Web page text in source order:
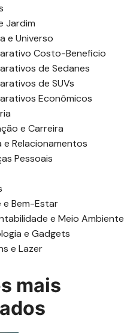
Jardim
e Universo
Costo-Beneficio
de Sedanes
de SUVs
Econômicos
e Carreira
e Relacionamentos
Pessoais
e Bem-Estar
e Meio Ambiente
e Gadgets
e Lazer
mais